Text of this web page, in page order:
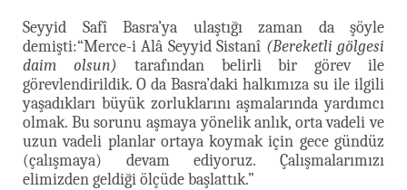
Seyyid Safî Basra’ya ulaştığı zaman da şöyle
demişti:“Merce-i Alâ Seyyid Sistanî (Bereketli gölgesi
daim olsun) tarafından belirli bir görev ile
görevlendirildik. O da Basra’daki halkımıza su ile ilgili
yaşadıkları büyük zorluklarını aşmalarında yardımcı
olmak. Bu sorunu aşmaya yönelik anlık, orta vadeli ve
uzun vadeli planlar ortaya koymak için gece gündüz
(çalışmaya) devam ediyoruz. Çalışmalarımızı
elimizden geldiği ölçüde başlattık.”